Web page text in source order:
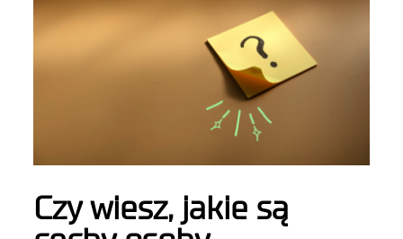
Czy wiesz, jakie są